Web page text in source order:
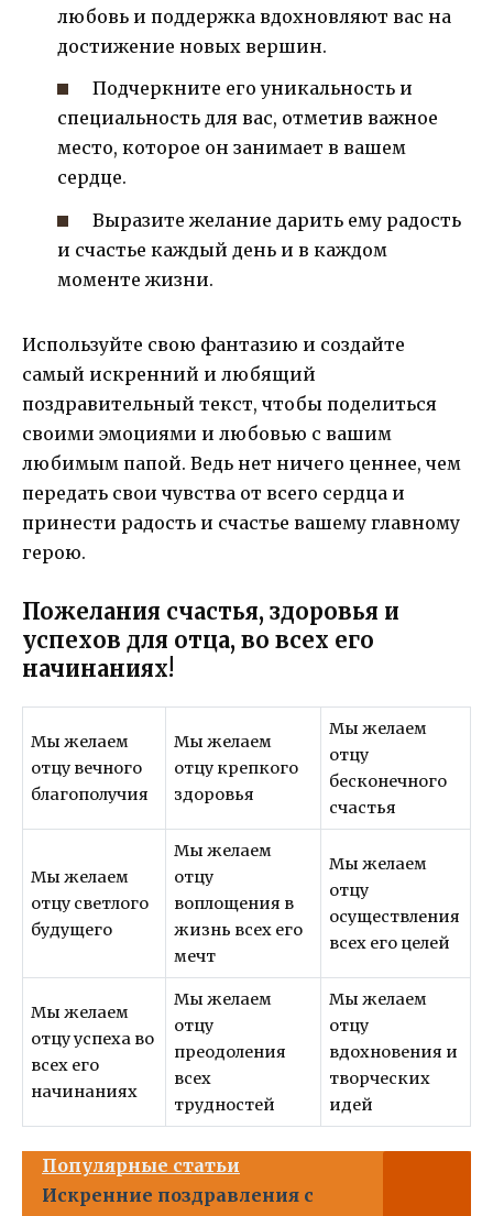
любовь и поддержка вдохновляют вас на
достижение новых вершин.
Подчеркните его уникальность и
специальность для вас, отметив важное
место, которое он занимает в вашем
сердце.
Выразите желание дарить ему радость
и счастье каждый день и в каждом
моменте жизни.
Используйте свою фантазию и создайте
самый искренний и любящий
поздравительный текст, чтобы поделиться
своими эмоциями и любовью с вашим
любимым папой. Ведь нет ничего ценнее, чем
передать свои чувства от всего сердца и
принести радость и счастье вашему главному
герою.
Пожелания счастья, здоровья и
успехов для отца, во всех его
начинаниях!
Мы желаем
отцу вечного
благополучия
Мы желаем
отцу крепкого
здоровья
Мы желаем
отцу
бесконечного
счастья
Мы желаем
отцу светлого
будущего
Мы желаем
отцу
воплощения в
жизнь всех его
мечт
Мы желаем
отцу
осуществления
всех его целей
Мы желаем
отцу успеха во
всех его
начинаниях
Мы желаем
отцу
преодоления
всех
трудностей
Мы желаем
отцу
вдохновения и
творческих
идей
Популярные статьи
Искренние поздравления с